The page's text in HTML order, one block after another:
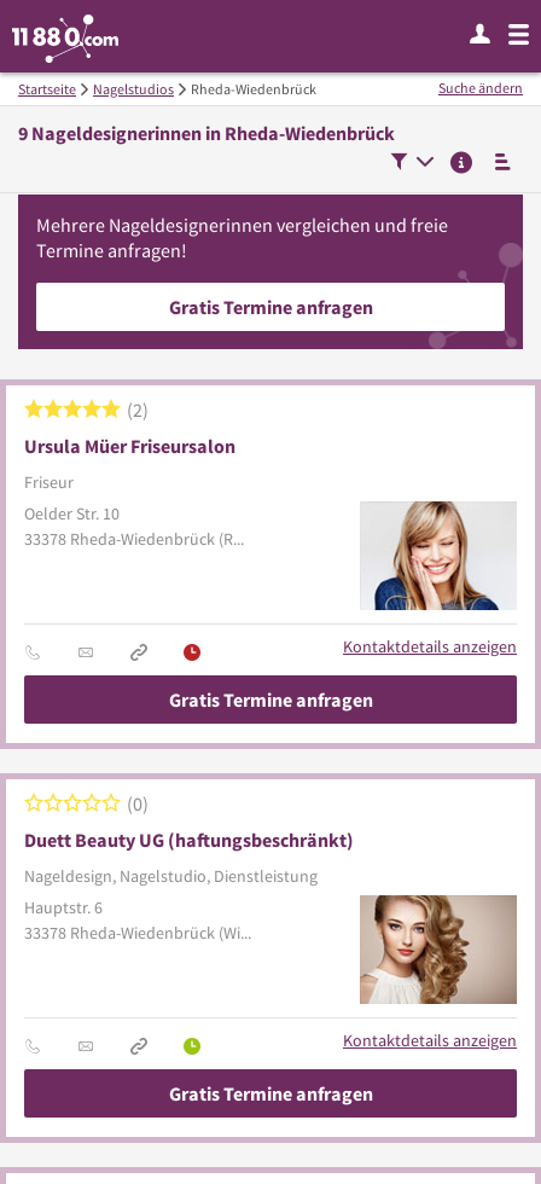
Startseite Nagelstudios Rheda-Wiedenbrück
9 Nageldesignerinnen in Rheda-Wiedenbrück
Suche ändern
Mehrere Nageldesignerinnen vergleichen und freie
Termine anfragen!
Gratis Termine anfragen
Ursula Müer Friseursalon
Friseur
2
Oelder Str. 10
33378 Rheda-Wiedenbrück (Rheda)
Kontaktdetails anzeigen
Gratis Termine anfragen
Duett Beauty UG (haftungsbeschränkt)
Nageldesign, Nagelstudio, Dienstleistung
0
Hauptstr. 6
33378 Rheda-Wiedenbrück (Wiedenbrück)
Kontaktdetails anzeigen
Gratis Termine anfragen